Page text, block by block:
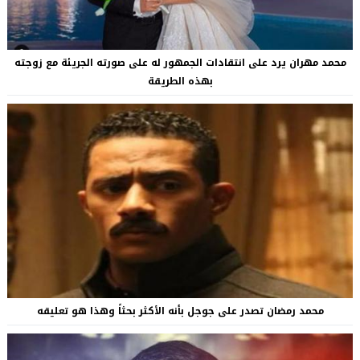
محمد مهران يرد على انتقادات الجمهور له على صورته الجريئة مع زوجته
بهذه الطريقة
محمد رمضان تصدر على جوجل بأنه الأكثر بحثاً وهذا هو تعليقه